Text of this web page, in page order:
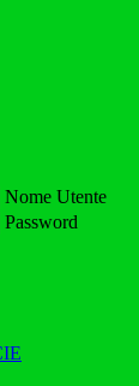
Nome Utente
Password